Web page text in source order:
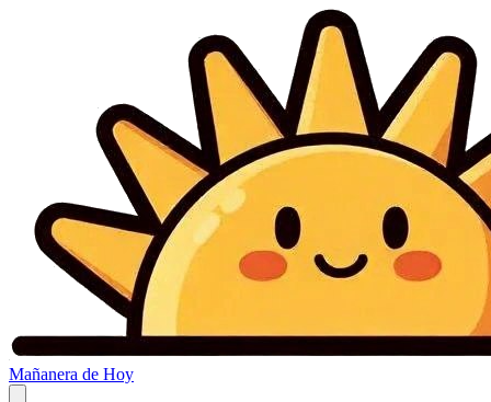
Mañanera de Hoy